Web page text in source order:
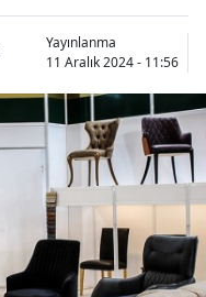
Yayınlanma
11 Aralık 2024 - 11:56